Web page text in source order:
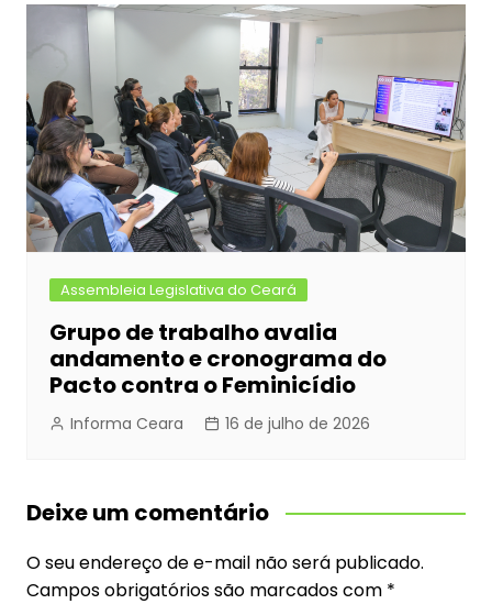
Assembleia Legislativa do Ceará
Grupo de trabalho avalia
andamento e cronograma do
Pacto contra o Feminicídio
Informa Ceara 16 de julho de 2026
Deixe um comentário
O seu endereço de e-mail não será publicado.
Campos obrigatórios são marcados com *